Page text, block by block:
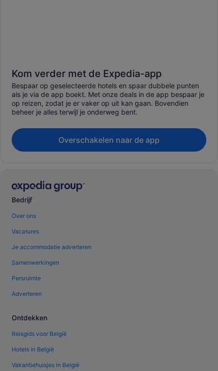
Kom verder met de Expedia-app
Bespaar op geselecteerde hotels en spaar dubbele punten
als je via de app boekt. Met onze deals in de app bespaar je
op reizen, zodat je er vaker op uit kan gaan. Bovendien
beheer je alles terwijl je onderweg bent.
Overschakelen naar de app
Bedrijf
Over ons
Vacatures
Je accommodatie adverteren
Samenwerkingen
Persruimte
Adverteren
Ontdekken
Reisgids voor België
Hotels in België
Vakantiehuisjes in België